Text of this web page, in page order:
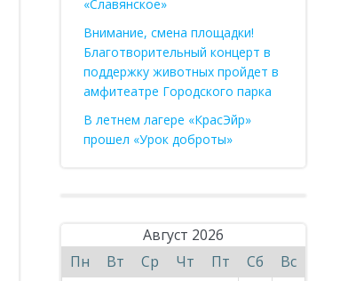
«Славянское»
Внимание, смена площадки!
Благотворительный концерт в
поддержку животных пройдет в
амфитеатре Городского парка
В летнем лагере «КрасЭйр»
прошел «Урок доброты»
Август 2026
Пн
Вт Ср Чт Пт Сб
Вс